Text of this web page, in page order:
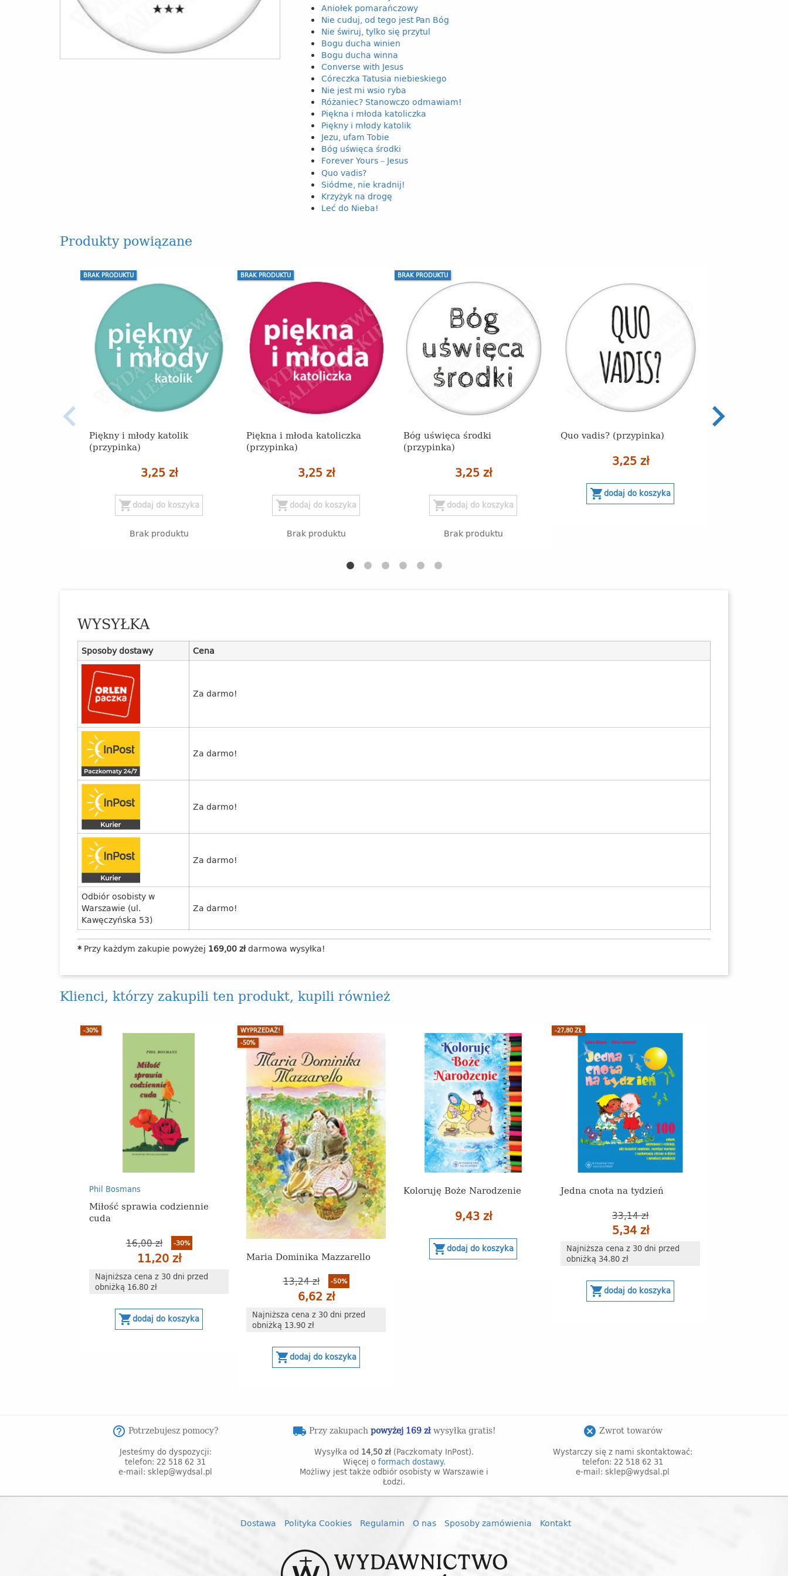
Aniołek pomarańczowy
Nie cuduj, od tego jest Pan Bóg
Nie świruj, tylko się przytul
Bogu ducha winien
Bogu ducha winna
Converse with Jesus
Córeczka Tatusia niebieskiego
Nie jest mi wsio ryba
Różaniec? Stanowczo odmawiam!
Piękna i młoda katoliczka
Piękny i młody katolik
Jezu, ufam Tobie
Bóg uświęca środki
Forever Yours– Jesus
Quo vadis?
Siódme, nie kradnij!
Krzyżyk na drogę
Leć do Nieba!
Produkty powiązane
Piękny i młody katolik
(przypinka)
3,25 zł
BRAK PRODUKTU
shopping_cart dodaj do koszyka
Brak produktu
Piękna i młoda katoliczka
(przypinka)
3,25 zł
BRAK PRODUKTU
shopping_cart dodaj do koszyka
Brak produktu
Bóg uświęca środki
(przypinka)
3,25 zł
BRAK PRODUKTU
shopping_cart dodaj do koszyka
Brak produktu
Quo vadis? (przypinka)
3,25 zł
shopping_cartdodaj do koszyka
WYSYŁKA
Sposoby dostawy Cena
Za darmo!
Za darmo!
Za darmo!
Za darmo!
Odbiór osobisty w
Warszawie (ul.
Kawęczyńska 53)
Za darmo!
* Przy każdym zakupie powyżej 169,00 złdarmowa wysyłka!
Klienci, którzy zakupili ten produkt, kupili również
Phil Bosmans
Miłość sprawia codziennie
cuda
16,00 zł -30%
11,20 zł
Najniższa cena z 30 dni przed
obniżką 16.80 zł
-30%
shopping_cartdodaj do koszyka
Maria Dominika Mazzarello
13,24 zł -50%
6,62 zł
Najniższa cena z 30 dni przed
obniżką 13.90 zł
WYPRZEDAŻ!
-50%
shopping_cartdodaj do koszyka
Koloruję Boże Narodzenie
9,43 zł
shopping_cartdodaj do koszyka
Jedna cnota na tydzień
33,14 zł
5,34 zł
Najniższa cena z 30 dni przed
obniżką 34.80 zł
-27,80 ZŁ
shopping_cartdodaj do koszyka
help_outline Potrzebujesz pomocy?
Jesteśmy do dyspozycji:
telefon: 22 518 62 31
e-mail: sklep@wydsal.pl
local_shipping Przy zakupachpowyżej 169 złwysyłka gratis!
Wysyłka od 14,50 zł (Paczkomaty InPost).
Więcej o formach dostawy.
Możliwy jest także odbiór osobisty w Warszawie i
Łodzi.
cancel Zwrot towarów
Wystarczy się z nami skontaktować:
telefon: 22 518 62 31
e-mail: sklep@wydsal.pl
Dostawa Polityka Cookies Regulamin O nas Sposoby zamówienia Kontakt